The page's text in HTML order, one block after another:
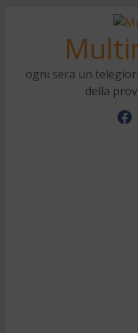
ogni sera un
della